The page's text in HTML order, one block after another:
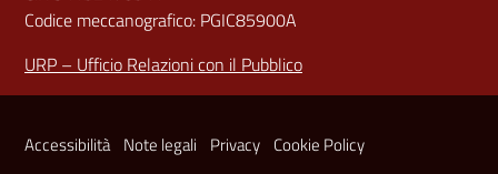
Codice meccanografico: PGIC85900A
URP – Ufficio Relazioni con il Pubblico
Accessibilità Note legali Privacy Cookie Policy